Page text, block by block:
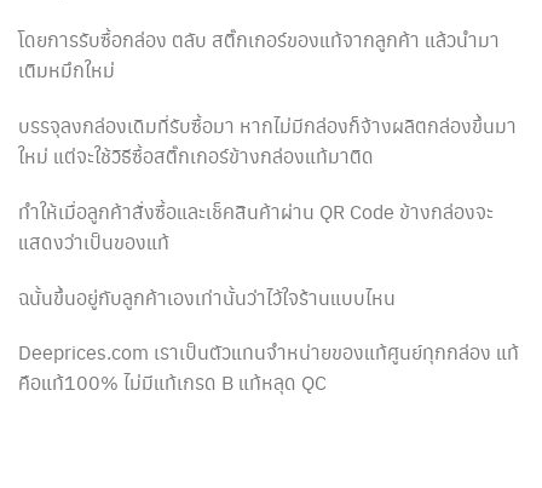
โดยการรับซื้อกล่อง ตลับ สติ๊กเกอร์ของแท้จากลูกค้า แล้วนำมา
เติมหมึกใหม่
บรรจุลงกล่องเดิมที่รับซื้อมา หากไม่มีกล่องก็จ้างผลิตกล่องขึ้นมา
ใหม่ แต่จะใช้วิธีซื้อสติ๊กเกอร์ข้างกล่องแท้มาติด
ทำให้เมื่อลูกค้าสั่งซื้อและเช็คสินค้าผ่าน QR Code ข้างกล่องจะ
แสดงว่าเป็นของแท้
ฉนั้นขึ้นอยู่กับลูกค้าเองเท่านั้นว่าไว้ใจร้านแบบไหน
Deeprices.com เราเป็นตัวแทนจำหน่ายของแท้ศูนย์ทุกกล่อง แท้
คือแท้100% ไม่มีแท้เกรด B แท้หลุด QC